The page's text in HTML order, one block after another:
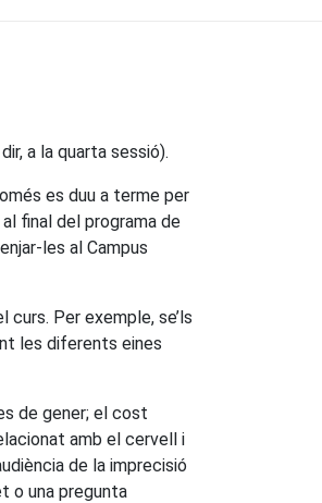
a la quarta sessió).
es duu a terme per
final del programa de
les al Campus
Per exemple, se’ls
les diferents eines
de gener; el cost
amb el cervell i
de la imprecisió
o una pregunta